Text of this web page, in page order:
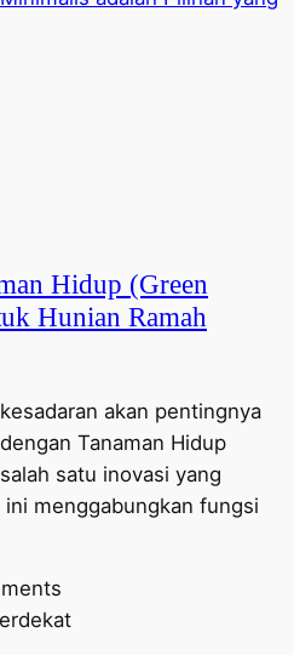
Hidup (Green
Hunian Ramah
akan pentingnya
Tanaman Hidup
satu inovasi yang
menggabungkan fungsi